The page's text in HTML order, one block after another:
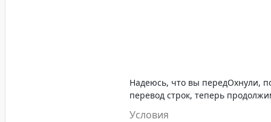
Надеюсь, что вы передОхнули,
перевод строк, теперь
Условия